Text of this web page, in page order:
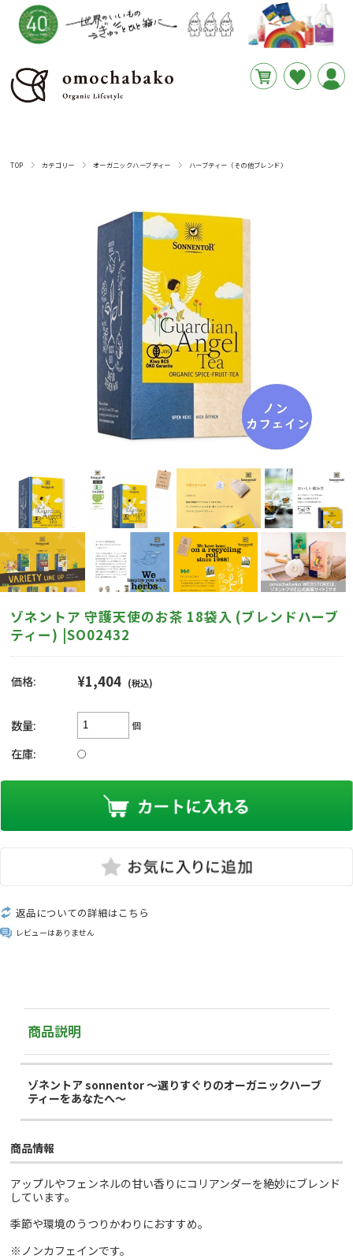
TOP カテゴリー オーガニックハーブティー ハーブティー（その他ブレンド）
ゾネントア 守護天使のお茶 18袋入 (ブレンドハーブ
ティー) |SO02432
価格: ¥1,404 (税込)
数量: 個
在庫: ○
返品についての詳細はこちら
レビューはありません
商品説明
ゾネントア sonnentor ～選りすぐりのオーガニックハーブ
ティーをあなたへ～
商品情報
アップルやフェンネルの甘い香りにコリアンダーを絶妙にブレンド
しています。
季節や環境のうつりかわりにおすすめ。
※ノンカフェインです。